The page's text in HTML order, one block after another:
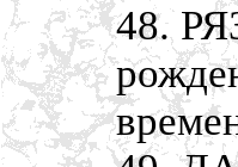
48.